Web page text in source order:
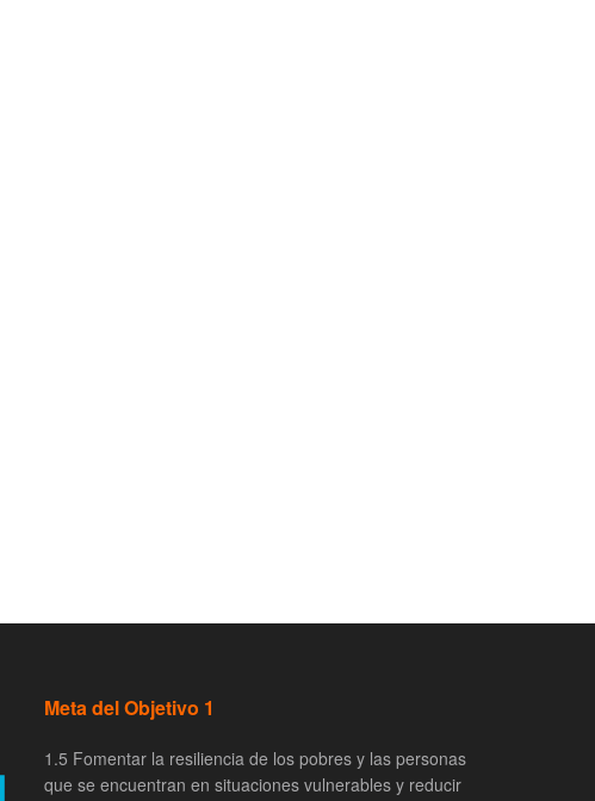
Meta del Objetivo 1
1.5 Fomentar la resiliencia de los pobres y las personas
que se encuentran en situaciones vulnerables y reducir